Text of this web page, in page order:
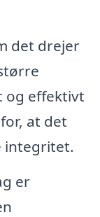
det drejer
og effektivt
at det
integritet.
er